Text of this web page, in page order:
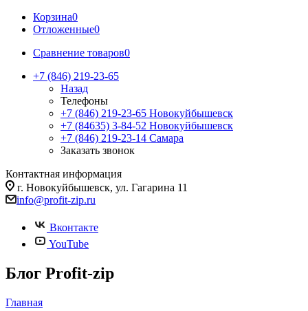
Корзина0
Отложенные0
Сравнение товаров0
+7 (846) 219-23-65
Назад
Телефоны
+7 (846) 219-23-65 Новокуйбышевск
+7 (84635) 3-84-52 Новокуйбышевск
+7 (846) 219-23-14 Самара
Заказать звонок
Контактная информация
г. Новокуйбышевск, ул. Гагарина 11
info@profit-zip.ru
Вконтакте
YouTube
Блог Profit-zip
Главная